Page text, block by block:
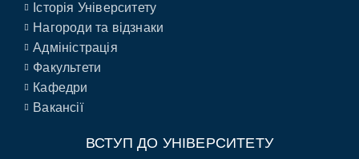
Історія Університету
Нагороди та відзнаки
Адміністрація
Факультети
Кафедри
Вакансії
ВСТУП ДО УНІВЕРСИТЕТУ